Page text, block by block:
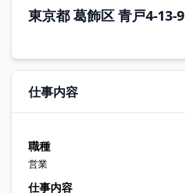
東京都 葛飾区 青戸4-13-9
仕事内容
職種
営業
仕事内容